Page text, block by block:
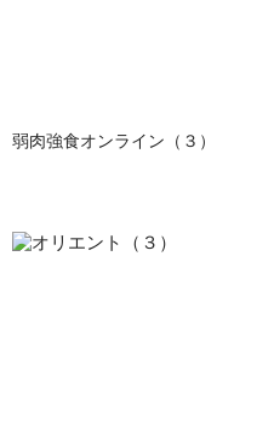
弱肉強食オンライン（３）